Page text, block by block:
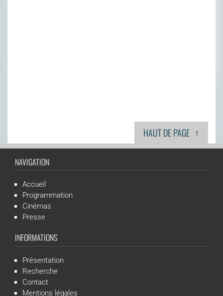
HAUT DE PAGE ↑
NAVIGATION
Accueil
Programmation
Cinémas
Presse
INFORMATIONS
Présentation
Recherche
Contact
Mentions légales